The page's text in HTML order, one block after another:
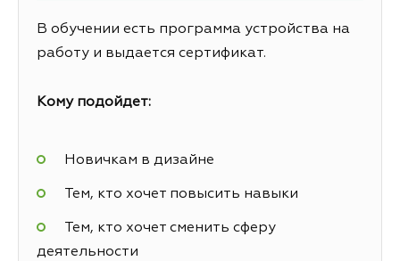
В обучении есть программа устройства на
работу и выдается сертификат.
Кому подойдет:
Новичкам в дизайне
Тем, кто хочет повысить навыки
Тем, кто хочет сменить сферу
деятельности